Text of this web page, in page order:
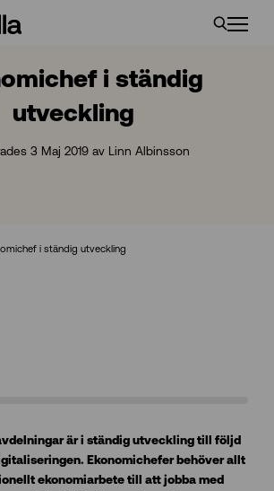
i ständig
utveckling
3 Maj 2019 av Linn Albinsson
i ständig utveckling
är i ständig utveckling till följd
Ekonomichefer behöver allt
ekonomiarbete till att jobba med